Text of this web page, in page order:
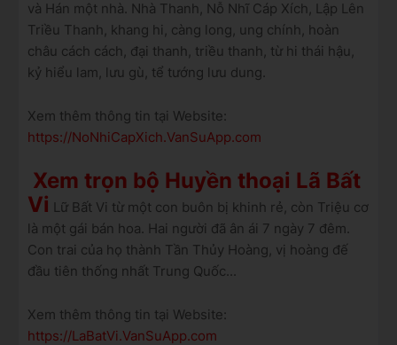
và Hán một nhà. Nhà Thanh, Nỗ Nhĩ Cáp Xích, Lập Lên
Triều Thanh, khang hi, càng long, ung chính, hoàn
châu cách cách, đại thanh, triều thanh, từ hi thái hậu,
kỷ hiểu lam, lưu gù, tể tướng lưu dung.
Xem thêm thông tin tại Website:
https://NoNhiCapXich.VanSuApp.com
Xem trọn bộ Huyền thoại Lã Bất
Vi Lữ Bất Vi từ một con buôn bị khinh rẻ, còn Triệu cơ
là một gái bán hoa. Hai người đã ân ái 7 ngày 7 đêm.
Con trai của họ thành Tần Thủy Hoàng, vị hoàng đế
đầu tiên thống nhất Trung Quốc...
Xem thêm thông tin tại Website:
https://LaBatVi.VanSuApp.com